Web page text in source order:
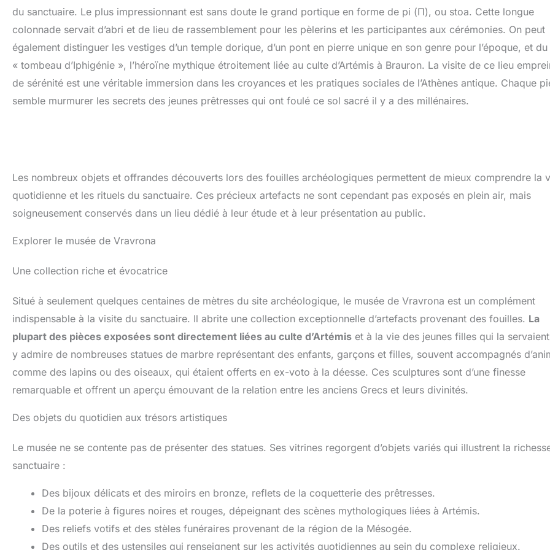
du sanctuaire. Le plus impressionnant est sans doute le grand portique en forme de pi (Π), ou stoa. Cette longue
colonnade servait d’abri et de lieu de rassemblement pour les pèlerins et les participantes aux cérémonies. On peut
également distinguer les vestiges d’un temple dorique, d’un pont en pierre unique en son genre pour l’époque, et du
« tombeau d’Iphigénie », l’héroïne mythique étroitement liée au culte d’Artémis à Brauron. La visite de ce lieu
de sérénité est une véritable immersion dans les croyances et les pratiques sociales de l’Athènes antique. Chaque
semble murmurer les secrets des jeunes prêtresses qui ont foulé ce sol sacré il y a des millénaires.
Les nombreux objets et offrandes découverts lors des fouilles archéologiques permettent de mieux comprendre la
quotidienne et les rituels du sanctuaire. Ces précieux artefacts ne sont cependant pas exposés en plein air, mais
soigneusement conservés dans un lieu dédié à leur étude et à leur présentation au public.
Explorer le musée de Vravrona
Une collection riche et évocatrice
Situé à seulement quelques centaines de mètres du site archéologique, le musée de Vravrona est un complément
indispensable à la visite du sanctuaire. Il abrite une collection exceptionnelle d’artefacts provenant des fouilles. La
plupart des pièces exposées sont directement liées au culte d’Artémis et à la vie des jeunes filles qui la
y admire de nombreuses statues de marbre représentant des enfants, garçons et filles, souvent accompagnés
comme des lapins ou des oiseaux, qui étaient offerts en ex-voto à la déesse. Ces sculptures sont d’une finesse
remarquable et offrent un aperçu émouvant de la relation entre les anciens Grecs et leurs divinités.
Des objets du quotidien aux trésors artistiques
Le musée ne se contente pas de présenter des statues. Ses vitrines regorgent d’objets variés qui illustrent la
sanctuaire :
Des bijoux délicats et des miroirs en bronze, reflets de la coquetterie des prêtresses.
De la poterie à figures noires et rouges, dépeignant des scènes mythologiques liées à Artémis.
Des reliefs votifs et des stèles funéraires provenant de la région de la Mésogée.
Des outils et des ustensiles qui renseignent sur les activités quotidiennes au sein du complexe religieux.